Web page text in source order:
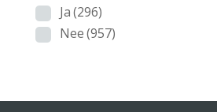
Ja(296)
Nee(957)